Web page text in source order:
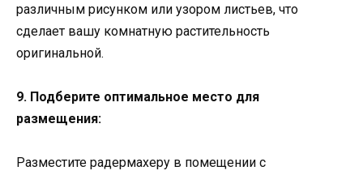
различным рисунком или узором листьев, что
сделает вашу комнатную растительность
оригинальной.
9. Подберите оптимальное место для
размещения:
Разместите радермахеру в помещении с